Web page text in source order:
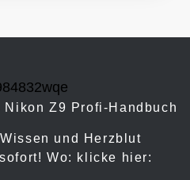
Nikon Z9 Profi-Handbuch
und Herzblut
Wo: klicke hier: